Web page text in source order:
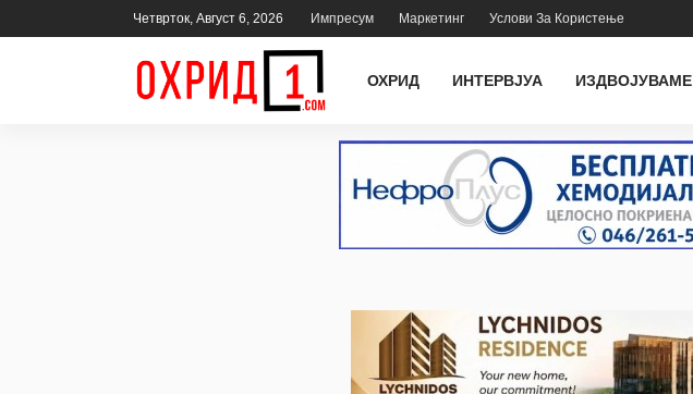
Четврток, Август 6, 2026 Импресум Маркетинг Услови За Користење
ОХРИД ИНТЕРВЈУА ИЗДВОЈУВАМЕ